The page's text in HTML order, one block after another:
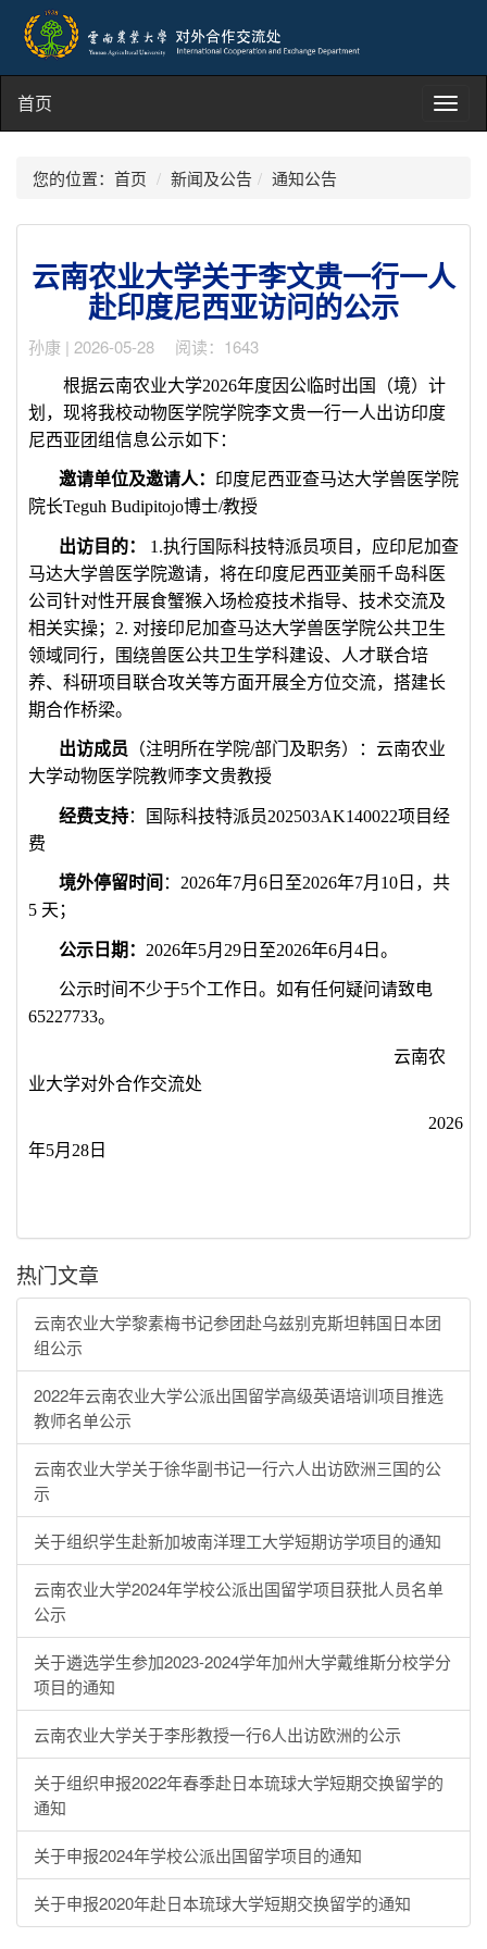
首页
您的位置： 首页 新闻及公告 通知公告
云南农业大学关于李文贵一行一人
赴印度尼西亚访问的公示
孙康 | 2026-05-28 阅读：1643
根据云南农业大学2026年度因公临时出国（境）计
划，现将我校动物医学院学院李文贵一行一人出访印度
尼西亚团组信息公示如下：
邀请单位及邀请人： 印度尼西亚查马达大学兽医学院
院长Teguh Budipitojo博士/教授
出访目的： 1.执行国际科技特派员项目，应印尼加查
马达大学兽医学院邀请，将在印度尼西亚美丽千岛科医
公司针对性开展食蟹猴入场检疫技术指导、技术交流及
相关实操； 2. 对接印尼加查马达大学兽医学院公共卫生
领域同行，围绕兽医公共卫生学科建设、人才联合培
养、科研项目联合攻关等方面开展全方位交流，搭建长
期合作桥梁。
出访成员 （注明所在学院/部门及职务）：云南农业
大学动物医学院教师李文贵教授
经费支持：国际科技特派员202503AK140022项目经
费
境外停留时间 ： 2026年7月 6 日至2026年7月 10 日，共
5 天；
公示日期： 2026年5月 29 日至2026年6月 4 日。
公示时间不少于5个工作日。如有任何疑问请致电
65227733。
云南农
业大学对外合作交流处
2026
年5月 28 日
热门文章
云南农业大学黎素梅书记参团赴乌兹别克斯坦韩国日本团
组公示
2022年云南农业大学公派出国留学高级英语培训项目推选
教师名单公示
云南农业大学关于徐华副书记一行六人出访欧洲三国的公
示
关于组织学生赴新加坡南洋理工大学短期访学项目的通知
云南农业大学2024年学校公派出国留学项目获批人员名单
公示
关于遴选学生参加2023-2024学年加州大学戴维斯分校学分
项目的通知
云南农业大学关于李彤教授一行6人出访欧洲的公示
关于组织申报2022年春季赴日本琉球大学短期交换留学的
通知
关于申报2024年学校公派出国留学项目的通知
关于申报2020年赴日本琉球大学短期交换留学的通知